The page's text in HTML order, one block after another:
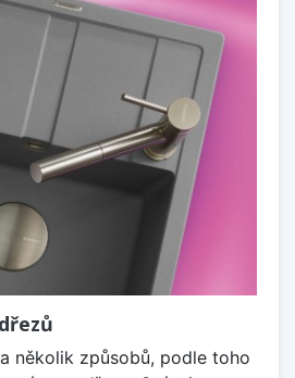
několik způsobů, podle toho